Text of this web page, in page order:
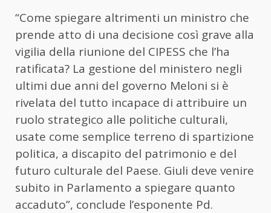
“Come spiegare altrimenti un ministro che
prende atto di una decisione così grave alla
vigilia della riunione del CIPESS che l’ha
ratificata? La gestione del ministero negli
ultimi due anni del governo Meloni si è
rivelata del tutto incapace di attribuire un
ruolo strategico alle politiche culturali,
usate come semplice terreno di spartizione
politica, a discapito del patrimonio e del
futuro culturale del Paese. Giuli deve venire
subito in Parlamento a spiegare quanto
accaduto”, conclude l’esponente Pd.